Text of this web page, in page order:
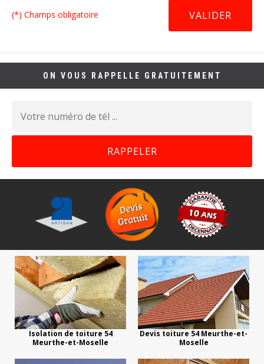
(*) Champs obligatoire
ON VOUS RAPPELLE GRATUITEMENT
Isolation de toiture 54
Meurthe-et-Moselle
Devis toiture 54 Meurthe-et-
Moselle